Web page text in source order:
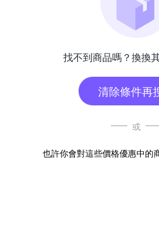
找不到商品嗎？換換
清除條件再
或
也許你會對這些價格優惠中的